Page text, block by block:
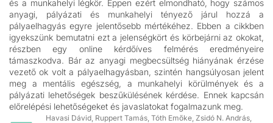
és a munkahelyi légkör. Éppen ezért elmondható, hogy számos
anyagi, pályázati és munkahelyi tényező járul hozzá a
pályaelhagyás egyre jelentősebb mértékéhez. Ebben a cikkben
igyekszünk bemutatni ezt a jelenségkört és körbejárni az okokat,
részben egy online kérdőíves felmérés eredményeire
támaszkodva. Bár az anyagi megbecsültség hiányának érzése
vezető ok volt a pályaelhagyásban, szintén hangsúlyosan jelent
meg a mentális egészség, a munkahelyi körülmények és a
pályázati lehetőségek beszűkülésének kérdése. Ennek kapcsán
előrelépési lehetőségeket és javaslatokat fogalmazunk meg.
Havasi Dávid, Ruppert Tamás, Tóth Emőke, Zsidó N. András,